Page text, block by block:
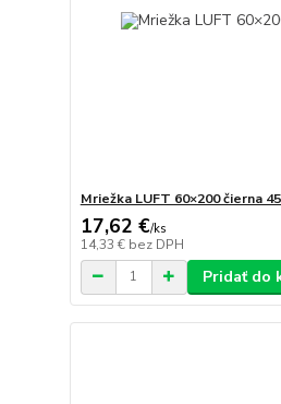
Mriežka LUFT 60×200 čierna
17,62 €/ks
14,33 € bez DPH
Pridať do